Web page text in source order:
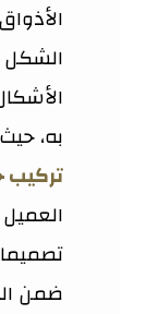
به،
ضمن